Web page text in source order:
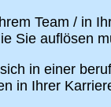
Team / in
Sie auflösen
in einer
in Ihrer